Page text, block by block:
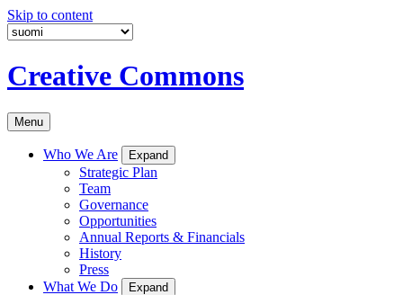
Skip to content
Creative Commons
Menu
Who We Are Expand
Strategic Plan
Team
Governance
Opportunities
Annual Reports & Financials
History
Press
What We Do
Expand